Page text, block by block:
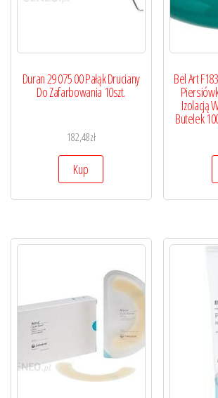
Duran 29 075 00 Pałąk Druciany
Do Zafarbowania 10szt.
182,48zł
Kup
Bel Art
Izolacją
Butelek